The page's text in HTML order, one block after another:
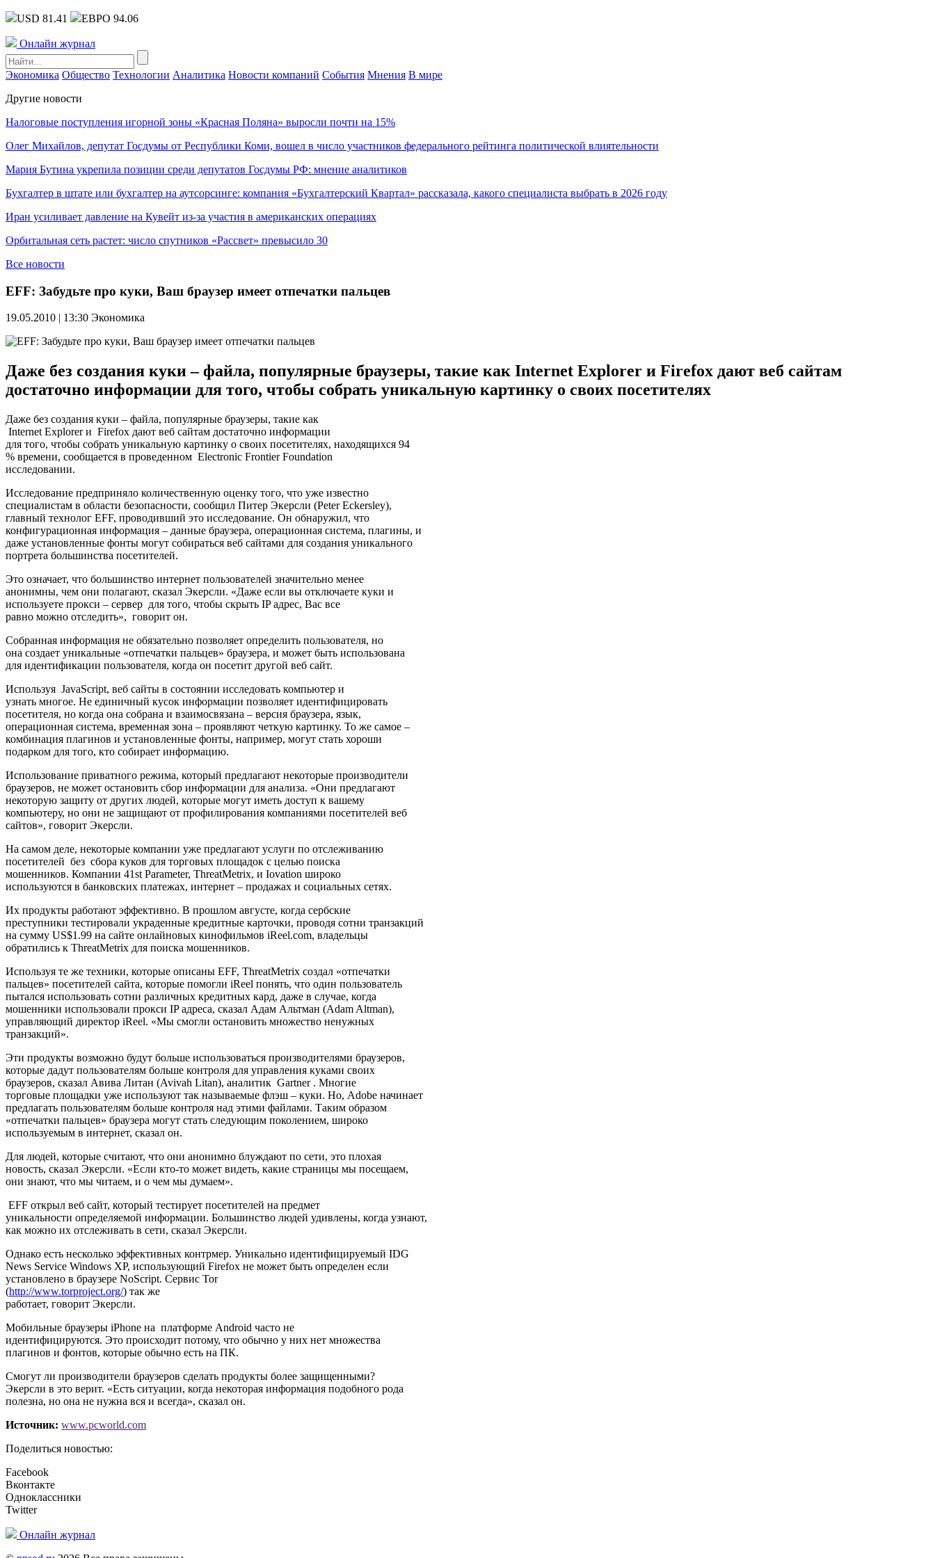
USD 81.41 ЕВРО 94.06
Онлайн журнал
Экономика Общество Технологии Аналитика Новости компаний События Мнения В мире
Другие новости
Налоговые поступления игорной зоны «Красная Поляна» выросли почти на 15%
Олег Михайлов, депутат Госдумы от Республики Коми, вошел в число участников федерального рейтинга политической влиятельности
Мария Бутина укрепила позиции среди депутатов Госдумы РФ: мнение аналитиков
Бухгалтер в штате или бухгалтер на аутсорсинге: компания «Бухгалтерский Квартал» рассказала, какого специалиста выбрать в 2026 году
Иран усиливает давление на Кувейт из-за участия в американских операциях
Орбитальная сеть растет: число спутников «Рассвет» превысило 30
Все новости
EFF: Забудьте про куки, Ваш браузер имеет отпечатки пальцев
19.05.2010 | 13:30 Экономика
Даже без создания куки – файла, популярные браузеры, такие как Internet Explorer и Firefox дают веб сайтам
достаточно информации для того, чтобы собрать уникальную картинку о своих посетителях
Даже без создания куки – файла, популярные браузеры, такие как
Internet Explorer и Firefox дают веб сайтам достаточно информации
для того, чтобы собрать уникальную картинку о своих посетителях, находящихся 94
% времени, сообщается в проведенном Electronic Frontier Foundation
исследовании.
Исследование предприняло количественную оценку того, что уже известно
специалистам в области безопасности, сообщил Питер Экерсли (Peter Eckersley),
главный технолог EFF, проводивший это исследование. Он обнаружил, что
конфигурационная информация – данные браузера, операционная система, плагины, и
даже установленные фонты могут собираться веб сайтами для создания уникального
портрета большинства посетителей.
Это означает, что большинство интернет пользователей значительно менее
анонимны, чем они полагают, сказал Экерсли. «Даже если вы отключаете куки и
используете прокси – сервер для того, чтобы скрыть IP адрес, Вас все
равно можно отследить», говорит он.
Собранная информация не обязательно позволяет определить пользователя, но
она создает уникальные «отпечатки пальцев» браузера, и может быть использована
для идентификации пользователя, когда он посетит другой веб сайт.
Используя JavaScript, веб сайты в состоянии исследовать компьютер и
узнать многое. Не единичный кусок информации позволяет идентифицировать
посетителя, но когда она собрана и взаимосвязана – версия браузера, язык,
операционная система, временная зона – проявляют четкую картинку. То же самое –
комбинация плагинов и установленные фонты, например, могут стать хороши
подарком для того, кто собирает информацию.
Использование приватного режима, который предлагают некоторые производители
браузеров, не может остановить сбор информации для анализа. «Они предлагают
некоторую защиту от других людей, которые могут иметь доступ к вашему
компьютеру, но они не защищают от профилирования компаниями посетителей веб
сайтов», говорит Экерсли.
На самом деле, некоторые компании уже предлагают услуги по отслеживанию
посетителей без сбора куков для торговых площадок с целью поиска
мошенников. Компании 41st Parameter, ThreatMetrix, и Iovation широко
используются в банковских платежах, интернет – продажах и социальных сетях.
Их продукты работают эффективно. В прошлом августе, когда сербские
преступники тестировали украденные кредитные карточки, проводя сотни транзакций
на сумму US$1.99 на сайте онлайновых кинофильмов iReel.com, владельцы
обратились к ThreatMetrix для поиска мошенников.
Используя те же техники, которые описаны EFF, ThreatMetrix создал «отпечатки
пальцев» посетителей сайта, которые помогли iReel понять, что один пользователь
пытался использовать сотни различных кредитных кард, даже в случае, когда
мошенники использовали прокси IP адреса, сказал Адам Альтман (Adam Altman),
управляющий директор iReel. «Мы смогли остановить множество ненужных
транзакций».
Эти продукты возможно будут больше использоваться производителями браузеров,
которые дадут пользователям больше контроля для управления куками своих
браузеров, сказал Авива Литан (Avivah Litan), аналитик Gartner . Многие
торговые площадки уже используют так называемые флэш – куки. Но, Adobe начинает
предлагать пользователям больше контроля над этими файлами. Таким образом
«отпечатки пальцев» браузера могут стать следующим поколением, широко
используемым в интернет, сказал он.
Для людей, которые считают, что они анонимно блуждают по сети, это плохая
новость, сказал Экерсли. «Если кто-то может видеть, какие страницы мы посещаем,
они знают, что мы читаем, и о чем мы думаем».
EFF открыл веб сайт, который тестирует посетителей на предмет
уникальности определяемой информации. Большинство людей удивлены, когда узнают,
как можно их отслеживать в сети, сказал Экерсли.
Однако есть несколько эффективных контрмер. Уникально идентифицируемый IDG
News Service Windows XP, использующий Firefox не может быть определен если
установлено в браузере NoScript. Сервис Tor
(http://www.torproject.org/) так же
работает, говорит Экерсли.
Мобильные браузеры iPhone на платформе Android часто не
идентифицируются. Это происходит потому, что обычно у них нет множества
плагинов и фонтов, которые обычно есть на ПК.
Смогут ли производители браузеров сделать продукты более защищенными?
Экерсли в это верит. «Есть ситуации, когда некоторая информация подобного рода
полезна, но она не нужна вся и всегда», сказал он.
Источник: www.pcworld.com
Поделиться новостью:
Facebook
Вконтакте
Одноклассники
Twitter
Онлайн журнал